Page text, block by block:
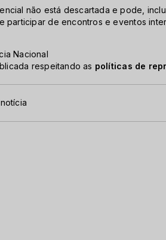
não está descartada e pode,
participar de encontros e eventos
Nacional
respeitando as políticas de